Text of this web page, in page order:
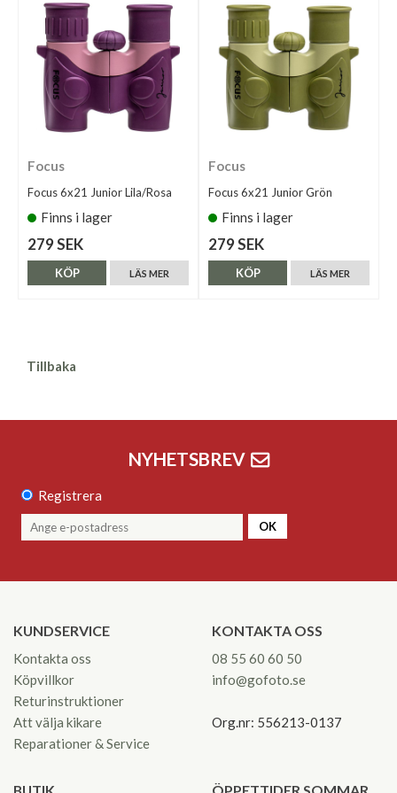
Focus
Focus 6x21 Junior Lila/Rosa
Finns i lager
279 SEK
LÄS MER
KÖP
Focus
Focus 6x21 Junior Grön
Finns i lager
279 SEK
LÄS MER
KÖP
Tillbaka
NYHETSBREV
Registrera
OK
KUNDSERVICE
Kontakta oss
Köpvillkor
Returinstruktioner
Att välja kikare
Reparationer & Service
KONTAKTA OSS
08 55 60 60 50
info@gofoto.se
Org.nr: 556213-0137